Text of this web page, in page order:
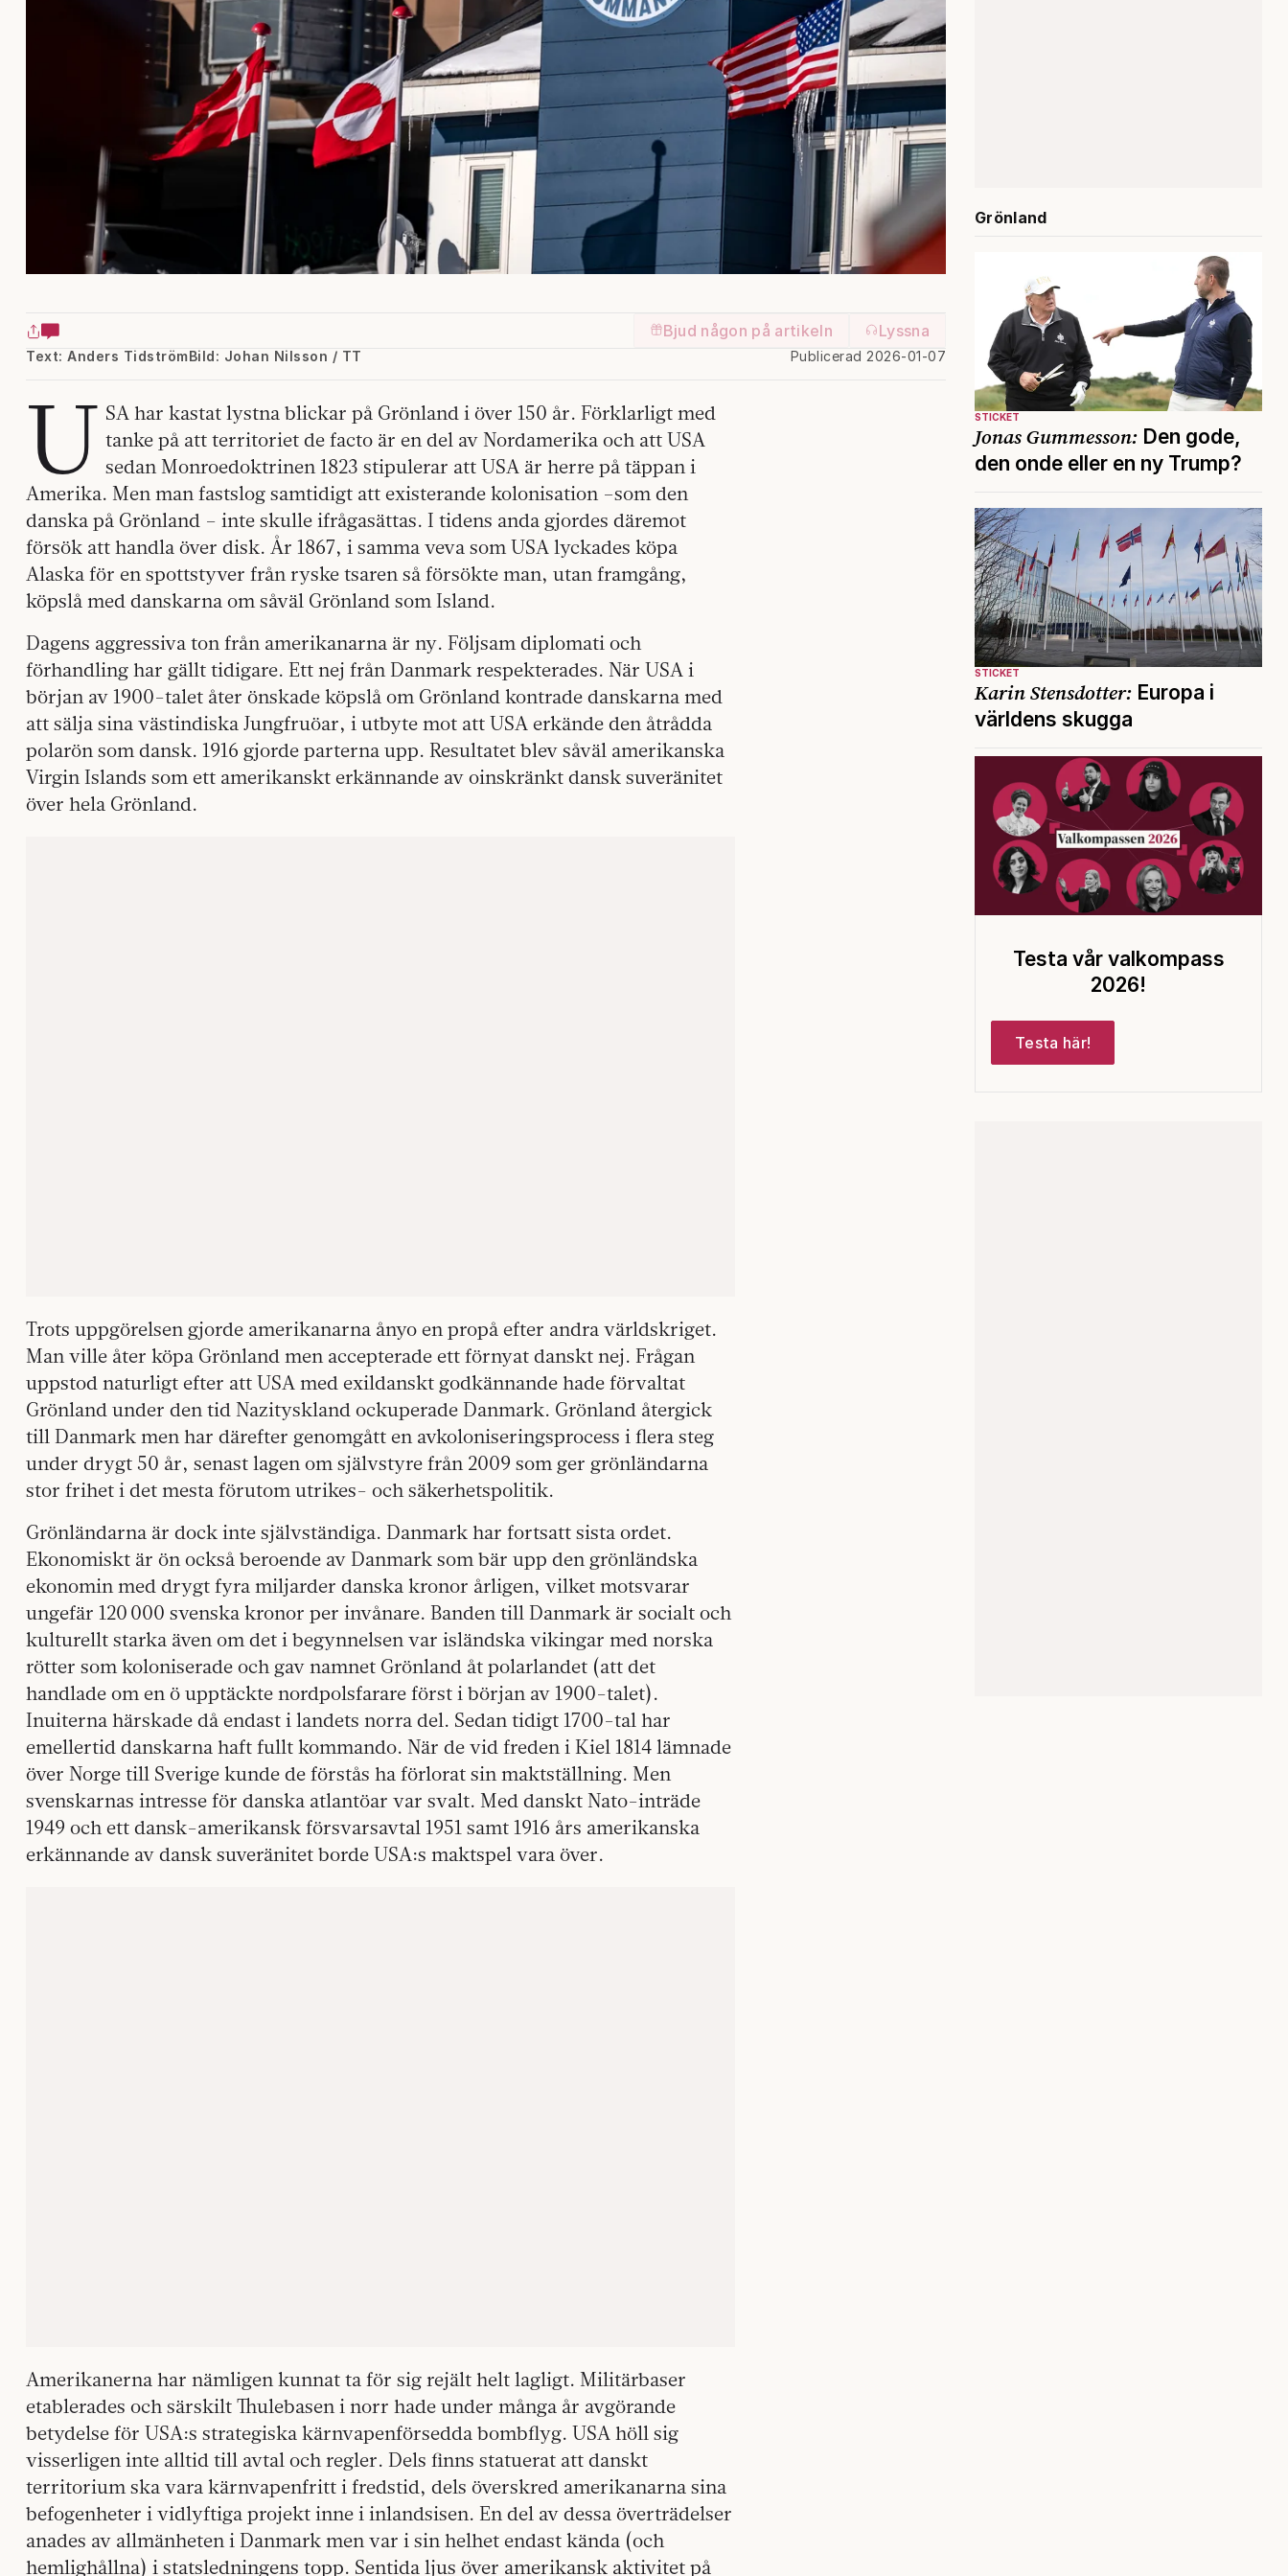
Bjud någon på artikeln Lyssna
Text: Anders Tidström Publicerad 2026-01-07
Bild: Johan Nilsson / TT
U SA har kastat lystna blickar på Grönland i över 150 år. Förklarligt med
tanke på att territoriet de facto är en del av Nordamerika och att USA
sedan Monroedoktrinen 1823 stipulerar att USA är herre på täppan i
Amerika. Men man fastslog samtidigt att existerande kolonisation –som den
danska på Grönland – inte skulle ifrågasättas. I tidens anda gjordes däremot
försök att handla över disk. År 1867, i samma veva som USA lyckades köpa
Alaska för en spottstyver från ryske tsaren så försökte man, utan framgång,
köpslå med danskarna om såväl Grönland som Island.
Dagens aggressiva ton från amerikanarna är ny. Följsam diplomati och
förhandling har gällt tidigare. Ett nej från Danmark respekterades. När USA i
början av 1900-talet åter önskade köpslå om Grönland kontrade danskarna med
att sälja sina västindiska Jungfruöar, i utbyte mot att USA erkände den åtrådda
polarön som dansk. 1916 gjorde parterna upp. Resultatet blev såväl amerikanska
Virgin Islands som ett amerikanskt erkännande av oinskränkt dansk suveränitet
över hela Grönland.
Trots uppgörelsen gjorde amerikanarna ånyo en propå efter andra världskriget.
Man ville åter köpa Grönland men accepterade ett förnyat danskt nej. Frågan
uppstod naturligt efter att USA med exildanskt godkännande hade förvaltat
Grönland under den tid Nazityskland ockuperade Danmark. Grönland återgick
till Danmark men har därefter genomgått en avkoloniseringsprocess i flera steg
under drygt 50 år, senast lagen om självstyre från 2009 som ger grönländarna
stor frihet i det mesta förutom utrikes- och säkerhetspolitik.
Grönländarna är dock inte självständiga. Danmark har fortsatt sista ordet.
Ekonomiskt är ön också beroende av Danmark som bär upp den grönländska
ekonomin med drygt fyra miljarder danska kronor årligen, vilket motsvarar
ungefär 120 000 svenska kronor per invånare. Banden till Danmark är socialt och
kulturellt starka även om det i begynnelsen var isländska vikingar med norska
rötter som koloniserade och gav namnet Grönland åt polarlandet (att det
handlade om en ö upptäckte nordpolsfarare först i början av 1900-talet).
Inuiterna härskade då endast i landets norra del. Sedan tidigt 1700-tal har
emellertid danskarna haft fullt kommando. När de vid freden i Kiel 1814 lämnade
över Norge till Sverige kunde de förstås ha förlorat sin maktställning. Men
svenskarnas intresse för danska atlantöar var svalt. Med danskt Nato-inträde
1949 och ett dansk-amerikansk försvarsavtal 1951 samt 1916 års amerikanska
erkännande av dansk suveränitet borde USA:s maktspel vara över.
Amerikanerna har nämligen kunnat ta för sig rejält helt lagligt. Militärbaser
etablerades och särskilt Thulebasen i norr hade under många år avgörande
betydelse för USA:s strategiska kärnvapenförsedda bombflyg. USA höll sig
visserligen inte alltid till avtal och regler. Dels finns statuerat att danskt
territorium ska vara kärnvapenfritt i fredstid, dels överskred amerikanarna sina
befogenheter i vidlyftiga projekt inne i inlandsisen. En del av dessa överträdelser
anades av allmänheten i Danmark men var i sin helhet endast kända (och
hemlighållna) i statsledningens topp. Sentida ljus över amerikansk aktivitet på
Grönland
STICKET
Jonas Gummesson: Den gode,
den onde eller en ny Trump?
STICKET
Karin Stensdotter: Europa i
världens skugga
Testa vår valkompass
2026!
Testa här!